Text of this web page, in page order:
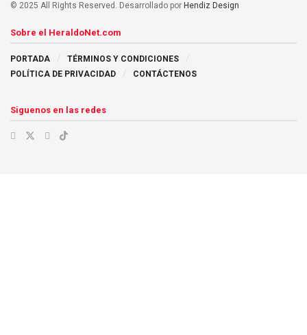
© 2025 All Rights Reserved. Desarrollado por Hendiz Design
Sobre el HeraldoNet.com
PORTADA
TÉRMINOS Y CONDICIONES
POLÍTICA DE PRIVACIDAD
CONTÁCTENOS
Siguenos en las redes